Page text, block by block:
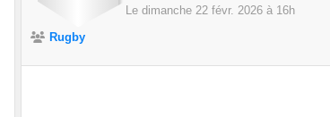
Le dimanche 22 févr. 2026 à 16h
Rugby